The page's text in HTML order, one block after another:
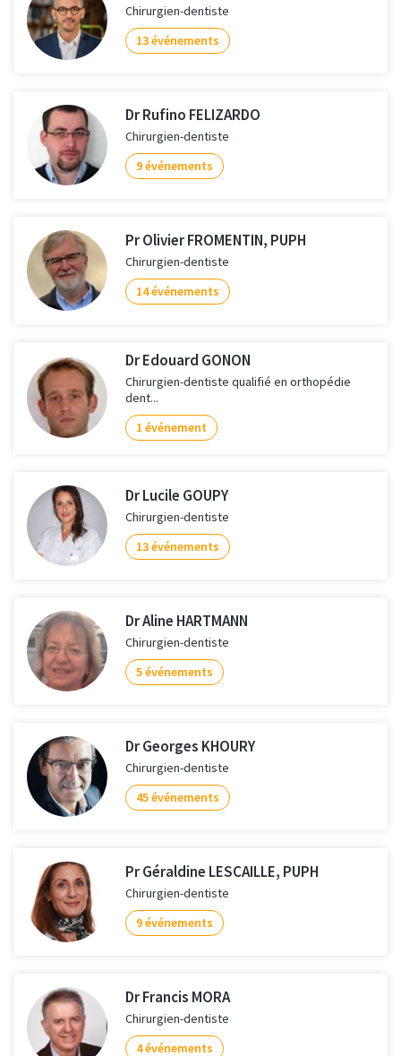
Chirurgien-dentiste
13 événements
Dr Rufino FELIZARDO
Chirurgien-dentiste
9 événements
Pr Olivier FROMENTIN, PUPH
Chirurgien-dentiste
14 événements
Dr Edouard GONON
Chirurgien-dentiste qualifié en orthopédie
dent...
1 événement
Dr Lucile GOUPY
Chirurgien-dentiste
13 événements
Dr Aline HARTMANN
Chirurgien-dentiste
5 événements
Dr Georges KHOURY
Chirurgien-dentiste
45 événements
Pr Géraldine LESCAILLE, PUPH
Chirurgien-dentiste
9 événements
Dr Francis MORA
Chirurgien-dentiste
4 événements